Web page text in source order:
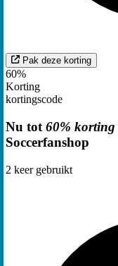
Pak deze korting
60%
Korting
kortingscode
Nu tot 60% korting
Soccerfanshop
2 keer gebruikt